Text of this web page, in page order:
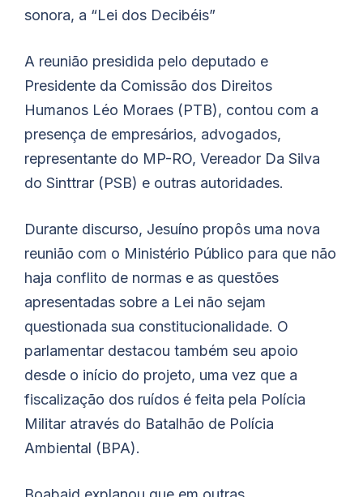
sonora, a “Lei dos Decibéis”
A reunião presidida pelo deputado e
Presidente da Comissão dos Direitos
Humanos Léo Moraes (PTB), contou com a
presença de empresários, advogados,
representante do MP-RO, Vereador Da Silva
do Sinttrar (PSB) e outras autoridades.
Durante discurso, Jesuíno propôs uma nova
reunião com o Ministério Público para que não
haja conflito de normas e as questões
apresentadas sobre a Lei não sejam
questionada sua constitucionalidade. O
parlamentar destacou também seu apoio
desde o início do projeto, uma vez que a
fiscalização dos ruídos é feita pela Polícia
Militar através do Batalhão de Polícia
Ambiental (BPA).